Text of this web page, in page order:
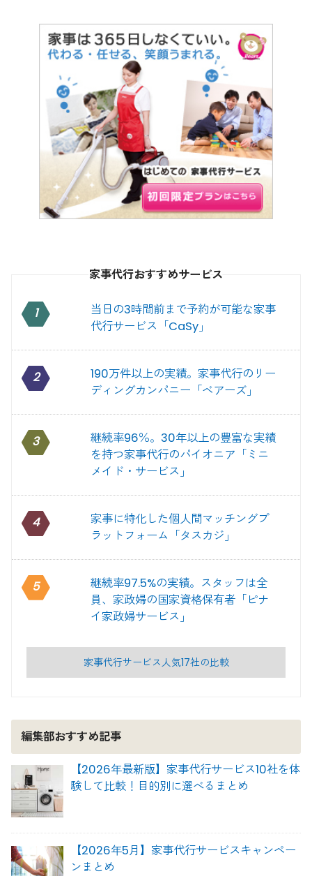
家事代行おすすめサービス
1
当日の3時間前まで予約が可能な家事
代行サービス「CaSy」
2
190万件以上の実績。家事代行のリー
ディングカンパニー「ベアーズ」
3
継続率96％。30年以上の豊富な実績
を持つ家事代行のパイオニア「ミニ
メイド・サービス」
4
家事に特化した個人間マッチングプ
ラットフォーム「タスカジ」
5
継続率97.5%の実績。スタッフは全
員、家政婦の国家資格保有者「ピナ
イ家政婦サービス」
家事代行サービス人気17社の比較
編集部おすすめ記事
【2026年最新版】家事代行サービス10社を体
験して比較！目的別に選べるまとめ
【2026年5月】家事代行サービスキャンペー
ンまとめ